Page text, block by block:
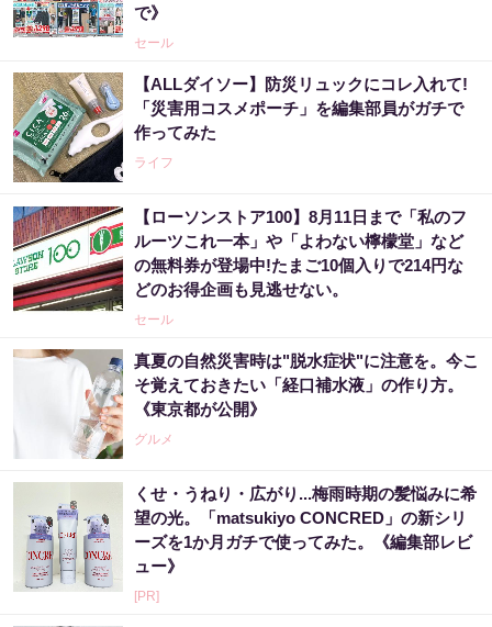
で》
セール
【ALLダイソー】防災リュックにコレ入れて!
「災害用コスメポーチ」を編集部員がガチで
作ってみた
ライフ
【ローソンストア100】8月11日まで「私のフ
ルーツこれ一本」や「よわない檸檬堂」など
の無料券が登場中!たまご10個入りで214円な
どのお得企画も見逃せない。
セール
真夏の自然災害時は"脱水症状"に注意を。今こ
そ覚えておきたい「経口補水液」の作り方。
《東京都が公開》
グルメ
くせ・うねり・広がり...梅雨時期の髪悩みに希
望の光。「matsukiyo CONCRED」の新シリ
ーズを1か月ガチで使ってみた。《編集部レビ
ュー》
[PR]